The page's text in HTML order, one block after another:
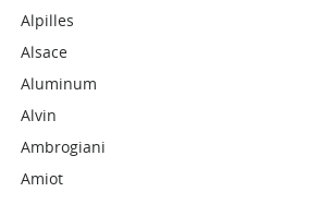
Alpilles
Alsace
Aluminum
Alvin
Ambrogiani
Amiot